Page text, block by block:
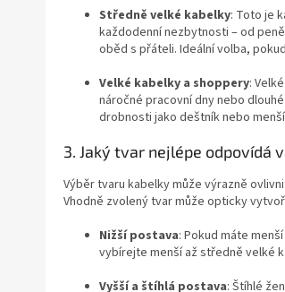
Středně velké kabelky: Toto je
každodenní nezbytnosti – od
oběd s přáteli. Ideální volba,
Velké kabelky a shoppery:
náročné pracovní dny nebo
drobnosti jako deštník nebo
3. Jaký tvar nejlépe odpovídá
Výběr tvaru kabelky může výrazně
Vhodně zvolený tvar může opticky
Nižší postava: Pokud máte
vybírejte menší až středně velké
Vyšší a štíhlá postava: Štíhlé